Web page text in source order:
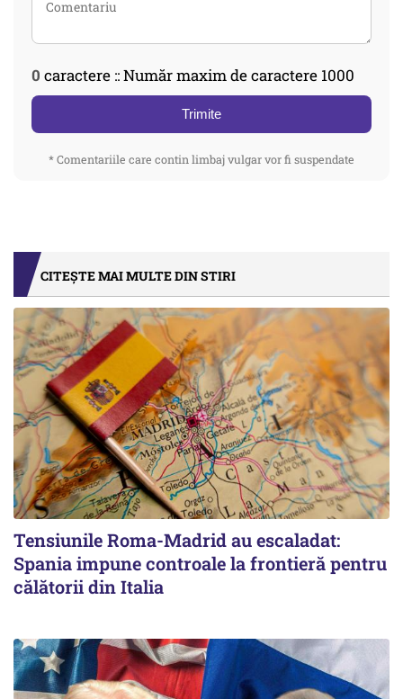
0 caractere :: Număr maxim de caractere 1000
Trimite
* Comentariile care contin limbaj vulgar vor fi suspendate
CITEȘTE MAI MULTE DIN STIRI
Tensiunile Roma-Madrid au escaladat:
Spania impune controale la frontieră pentru
călătorii din Italia